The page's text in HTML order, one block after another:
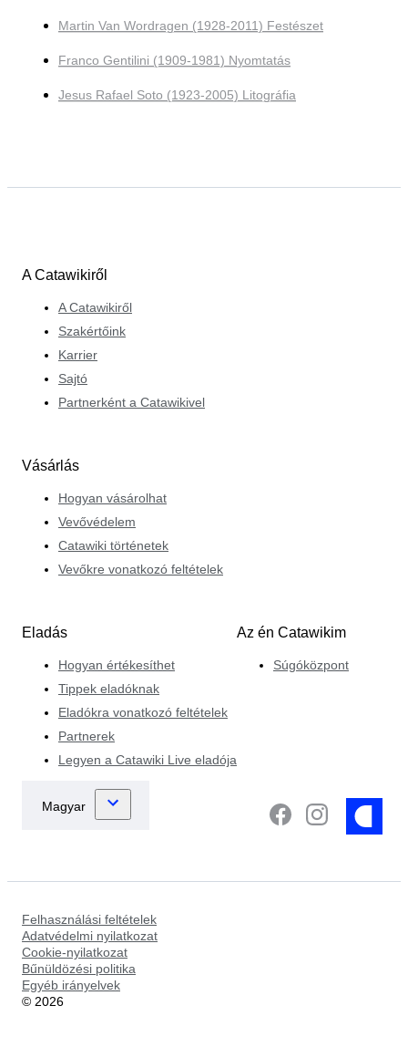
Martin Van Wordragen (1928-2011) Festészet
Franco Gentilini (1909-1981) Nyomtatás
Jesus Rafael Soto (1923-2005) Litográfia
A Catawikiről
A Catawikiről
Szakértőink
Karrier
Sajtó
Partnerként a Catawikivel
Vásárlás
Hogyan vásárolhat
Vevővédelem
Catawiki történetek
Vevőkre vonatkozó feltételek
Eladás
Hogyan értékesíthet
Tippek eladóknak
Eladókra vonatkozó feltételek
Partnerek
Legyen a Catawiki Live eladója
Az én Catawikim
Súgóközpont
Felhasználási feltételek
Adatvédelmi nyilatkozat
Cookie-nyilatkozat
Bűnüldözési politika
Egyéb irányelvek
© 2026